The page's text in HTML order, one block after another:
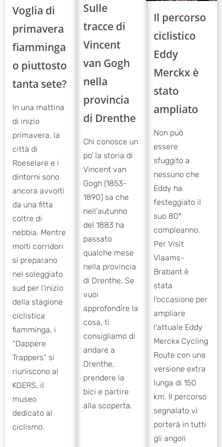
Voglia di
primavera
fiamminga
o piuttosto
tanta sete?
In una mattina
di inizio
primavera, la
città di
Roeselare e i
dintorni sono
ancora avvolti
da una fitta
coltre di
nebbia. Mentre
molti corridori
si preparano
nel soleggiato
sud per l'inizio
della stagione
ciclistica
fiamminga, i
“Dappere
Trappers” si
riuniscono al
KOERS, il
museo
dedicato al
ciclismo.
Sulle
tracce di
Vincent
van Gogh
nella
provincia
di Drenthe
Chi conosce un
po' la storia di
Vincent van
Gogh (1853-
1890) sa che
nell'autunno
del 1883 ha
passato
qualche mese
nella provincia
di Drenthe. Se
vuoi
approfondire la
cosa, ti
consigliamo di
andare a
Drenthe,
prendere la
bici e partire
alla scoperta.
Il percorso
ciclistico
Eddy
Merckx è
stato
ampliato
Non può
essere
sfuggito a
nessuno che
Eddy ha
festeggiato il
suo 80°
compleanno.
Per Visit
Vlaams-
Brabant è
stata
l'occasione per
ampliare
l'attuale Eddy
Merckx Cycling
Route con una
versione extra
lunga di 150
km. Il percorso
segnalato vi
porterà in tutti
gli angoli